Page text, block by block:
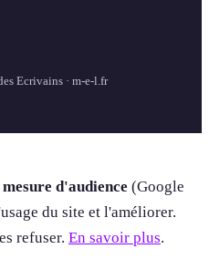
Ecrivains · m-e-l.fr
mesure d'audience (Google
du site et l'améliorer.
refuser. En savoir plus.